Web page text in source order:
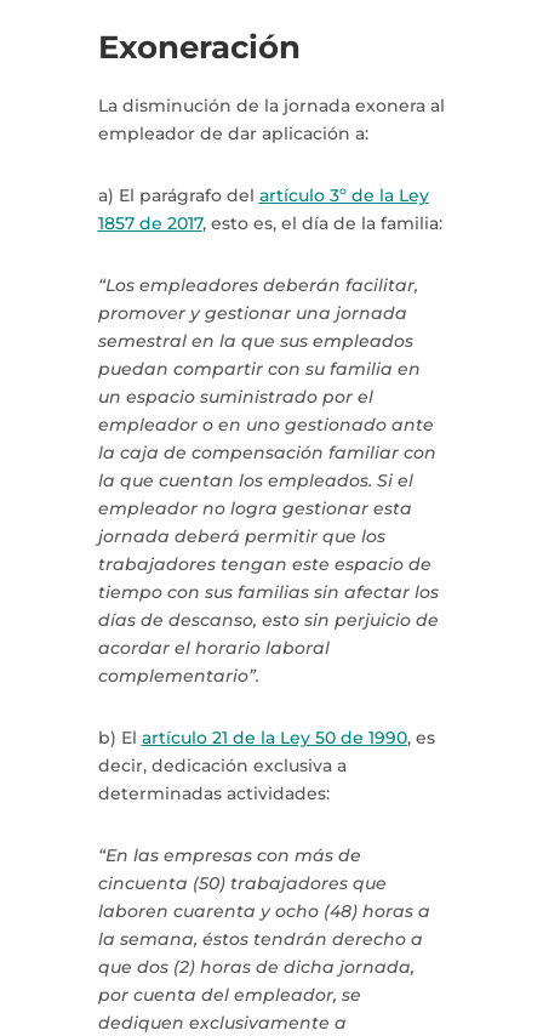
Exoneración
La disminución de la jornada exonera al
empleador de dar aplicación a:
a) El parágrafo del artículo 3º de la Ley
1857 de 2017, esto es, el día de la familia:
“Los empleadores deberán facilitar,
promover y gestionar una jornada
semestral en la que sus empleados
puedan compartir con su familia en
un espacio suministrado por el
empleador o en uno gestionado ante
la caja de compensación familiar con
la que cuentan los empleados. Si el
empleador no logra gestionar esta
jornada deberá permitir que los
trabajadores tengan este espacio de
tiempo con sus familias sin afectar los
días de descanso, esto sin perjuicio de
acordar el horario laboral
complementario”.
b) El artículo 21 de la Ley 50 de 1990, es
decir, dedicación exclusiva a
determinadas actividades:
“En las empresas con más de
cincuenta (50) trabajadores que
laboren cuarenta y ocho (48) horas a
la semana, éstos tendrán derecho a
que dos (2) horas de dicha jornada,
por cuenta del empleador, se
dediquen exclusivamente a